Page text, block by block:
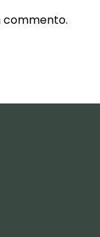
commento.